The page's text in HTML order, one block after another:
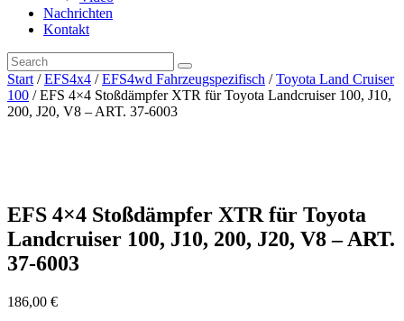
Nachrichten
Kontakt
Start /EFS4x4 /EFS4wd Fahrzeugspezifisch /Toyota Land Cruiser
100 / EFS 4×4 Stoßdämpfer XTR für Toyota Landcruiser 100, J10,
200, J20, V8 – ART. 37-6003
EFS 4×4 Stoßdämpfer XTR für Toyota
Landcruiser 100, J10, 200, J20, V8 – ART.
37-6003
186,00 €